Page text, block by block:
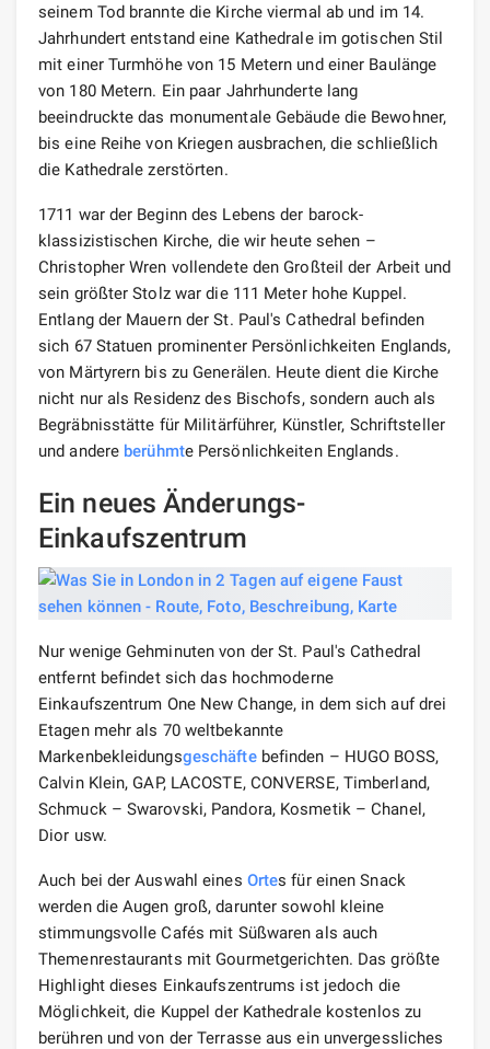
seinem Tod brannte die Kirche viermal ab und im 14.
Jahrhundert entstand eine Kathedrale im gotischen Stil
mit einer Turmhöhe von 15 Metern und einer Baulänge
von 180 Metern. Ein paar Jahrhunderte lang
beeindruckte das monumentale Gebäude die Bewohner,
bis eine Reihe von Kriegen ausbrachen, die schließlich
die Kathedrale zerstörten.
1711 war der Beginn des Lebens der barock-
klassizistischen Kirche, die wir heute sehen –
Christopher Wren vollendete den Großteil der Arbeit und
sein größter Stolz war die 111 Meter hohe Kuppel.
Entlang der Mauern der St. Paul's Cathedral befinden
sich 67 Statuen prominenter Persönlichkeiten Englands,
von Märtyrern bis zu Generälen. Heute dient die Kirche
nicht nur als Residenz des Bischofs, sondern auch als
Begräbnisstätte für Militärführer, Künstler, Schriftsteller
und andere berühmte Persönlichkeiten Englands.
Ein neues Änderungs-
Einkaufszentrum
Nur wenige Gehminuten von der St. Paul's Cathedral
entfernt befindet sich das hochmoderne
Einkaufszentrum One New Change, in dem sich auf drei
Etagen mehr als 70 weltbekannte
Markenbekleidungsgeschäftebefinden – HUGO BOSS,
Calvin Klein, GAP, LACOSTE, CONVERSE, Timberland,
Schmuck – Swarovski, Pandora, Kosmetik – Chanel,
Dior usw.
Auch bei der Auswahl eines Ortes für einen Snack
werden die Augen groß, darunter sowohl kleine
stimmungsvolle Cafés mit Süßwaren als auch
Themenrestaurants mit Gourmetgerichten. Das größte
Highlight dieses Einkaufszentrums ist jedoch die
Möglichkeit, die Kuppel der Kathedrale kostenlos zu
berühren und von der Terrasse aus ein unvergessliches